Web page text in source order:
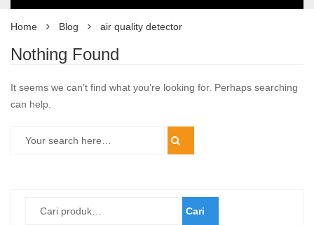
Home Blog air quality detector
Nothing Found
It seems we can’t find what you’re looking for. Perhaps searching
can help.
Cari